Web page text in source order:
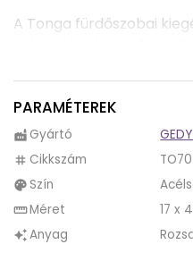
A Tonga fürdőszobai
szép lekerekített formák
és rendkívül ízlésessé
A Tonga törölközőtartó
alkalmazása a
modern megjelenést
a sötétebb, hűvös tónusú
kifinomult hangulatot
párosíthatók különböző
PARAMÉTEREK
factory Gyártó
tag Cikkszám
palette Szín
straightenMéret 17 x
auto_awesomeAnyag